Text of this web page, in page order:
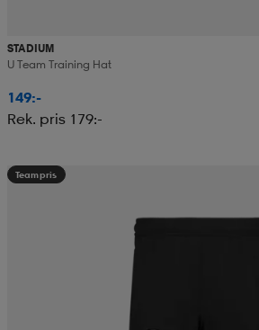
STADIUM
U Team Training Hat
149:-
Rek. pris 179:-
Teampris